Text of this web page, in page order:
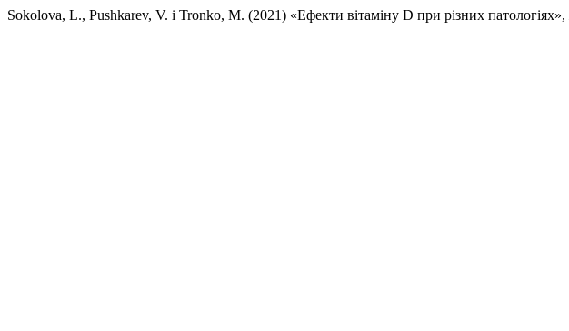
Sokolova, L., Pushkarev, V. і Tronko, M. (2021) «Ефекти вітаміну D при різних патологіях»,